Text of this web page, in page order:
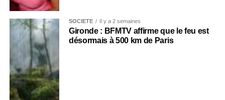
SOCIÉTÉ Il y a 2 semaines
Gironde : BFMTV affirme que le feu est
désormais à 500 km de Paris